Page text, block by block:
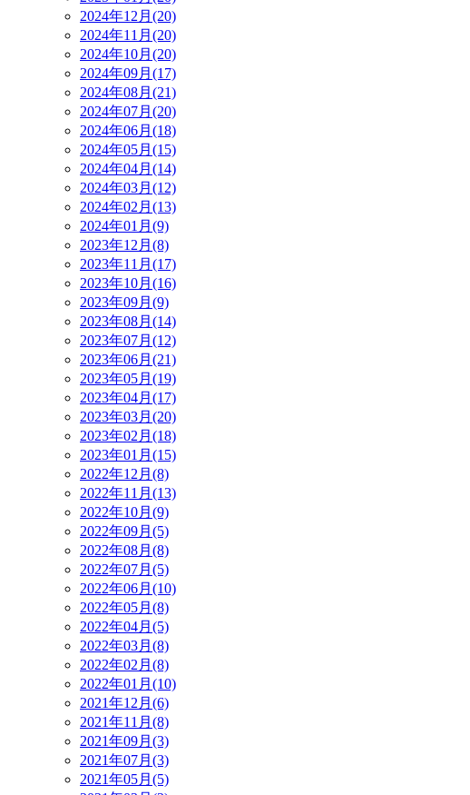
2024年12月(20)
2024年11月(20)
2024年10月(20)
2024年09月(17)
2024年08月(21)
2024年07月(20)
2024年06月(18)
2024年05月(15)
2024年04月(14)
2024年03月(12)
2024年02月(13)
2024年01月(9)
2023年12月(8)
2023年11月(17)
2023年10月(16)
2023年09月(9)
2023年08月(14)
2023年07月(12)
2023年06月(21)
2023年05月(19)
2023年04月(17)
2023年03月(20)
2023年02月(18)
2023年01月(15)
2022年12月(8)
2022年11月(13)
2022年10月(9)
2022年09月(5)
2022年08月(8)
2022年07月(5)
2022年06月(10)
2022年05月(8)
2022年04月(5)
2022年03月(8)
2022年02月(8)
2022年01月(10)
2021年12月(6)
2021年11月(8)
2021年09月(3)
2021年07月(3)
2021年05月(5)